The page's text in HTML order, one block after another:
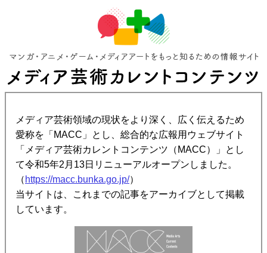
メディア芸術領域の現状をより深く、広く伝えるため
愛称を「MACC」とし、総合的な広報用ウェブサイト
「メディア芸術カレントコンテンツ（MACC）」とし
て令和5年2月13日リニューアルオープンしました。
（ https://macc.bunka.go.jp/）
当サイトは、これまでの記事をアーカイブとして掲載
しています。